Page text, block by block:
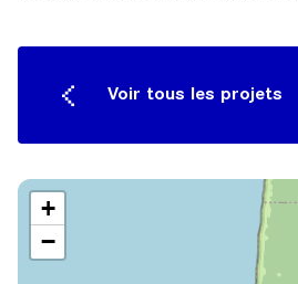
Voir tous les projets
+
−